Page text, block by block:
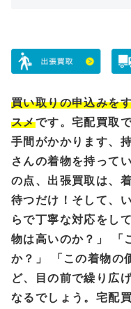
買い取りの申込みを
スメです。宅配買取
手間がかかります、
さんの着物を持って
の点、出張買取は、
待つだけ！そして、
らで丁寧な対応をし
物は高いのか？」 「
か？」 「この着物の
ど、目の前で繰り広
なるでしょう。宅配